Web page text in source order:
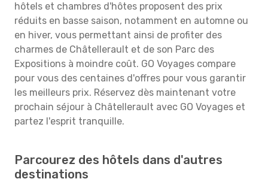
hôtels et chambres d'hôtes proposent des prix
réduits en basse saison, notamment en automne ou
en hiver, vous permettant ainsi de profiter des
charmes de Châtellerault et de son Parc des
Expositions à moindre coût. GO Voyages compare
pour vous des centaines d'offres pour vous garantir
les meilleurs prix. Réservez dès maintenant votre
prochain séjour à Châtellerault avec GO Voyages et
partez l'esprit tranquille.
Parcourez des hôtels dans d'autres
destinations